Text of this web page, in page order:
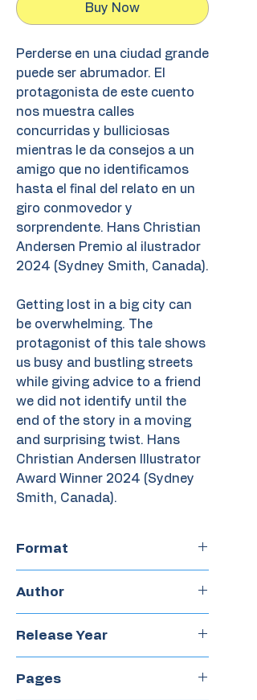
Buy Now
Perderse en una ciudad grande
puede ser abrumador. El
protagonista de este cuento
nos muestra calles
concurridas y bulliciosas
mientras le da consejos a un
amigo que no identificamos
hasta el final del relato en un
giro conmovedor y
sorprendente. Hans Christian
Andersen Premio al ilustrador
2024 (Sydney Smith, Canada).
Getting lost in a big city can
be overwhelming. The
protagonist of this tale shows
us busy and bustling streets
while giving advice to a friend
we did not identify until the
end of the story in a moving
and surprising twist. Hans
Christian Andersen Illustrator
Award Winner 2024 (Sydney
Smith, Canada).
Format
Author
Release Year
Pages